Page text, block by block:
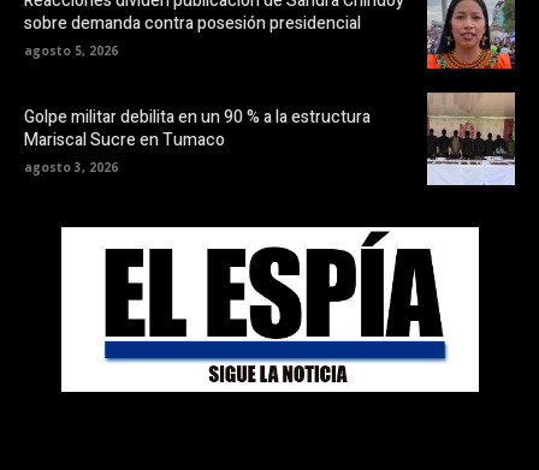
sobre demanda contra posesión presidencial
agosto 5, 2026
Golpe militar debilita en un 90 % a la estructura
Mariscal Sucre en Tumaco
agosto 3, 2026